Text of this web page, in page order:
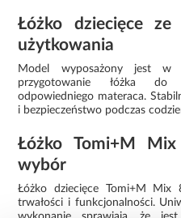
Łóżko dziecięce
użytkowania
Model wyposażony jest w
przygotowanie łóżka
odpowiedniego materaca.
i bezpieczeństwo podczas
Łóżko Tomi+M
wybór
Łóżko dziecięce Tomi+M Mix
trwałości i funkcjonalności.